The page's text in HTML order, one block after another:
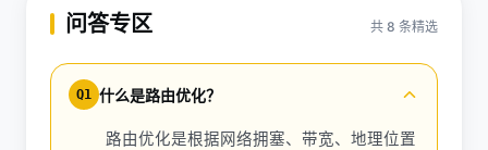
问答专区 共 8 条精选
Q1 什么是路由优化？
路由优化是根据网络拥塞、带宽、地理位置